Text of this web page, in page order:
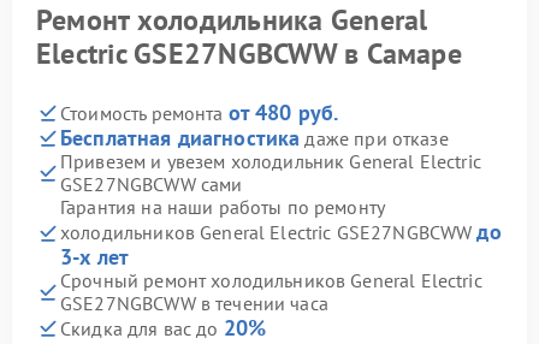
Ремонт холодильника General
Electric GSE27NGBCWW в Самаре
Стоимость ремонта от 480 руб.
Бесплатная диагностика даже при отказе
Привезем и увезем холодильник General Electric
GSE27NGBCWW сами
Гарантия на наши работы по ремонту
холодильников General Electric GSE27NGBCWWдо
3-х лет
Срочный ремонт холодильников General Electric
GSE27NGBCWW в течении часа
Скидка для вас до 20%